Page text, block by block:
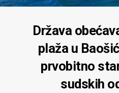
Država
plaža u
prvobitno
sudskih